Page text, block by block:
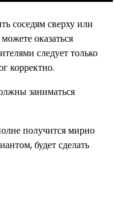
соседям сверху или
оказаться
следует только
корректно.
заниматься
получится мирно
будет сделать